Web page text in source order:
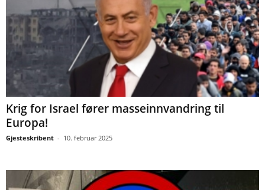
Krig for Israel fører masseinnvandring til
Europa!
Gjesteskribent - 10. februar 2025